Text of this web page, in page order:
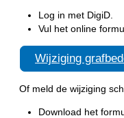
Log in met DigiD.
Vul het online
Wijziging
Of meld de wijziging
Download het